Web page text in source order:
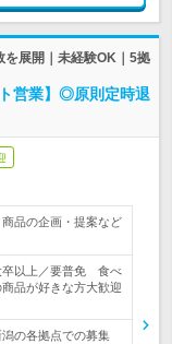
を展開｜未経験OK｜5拠
営業】◎原則定時退
品の企画・提案など
卒以上／要普免 食べ
品が好きな方大歓迎
の各拠点での募集